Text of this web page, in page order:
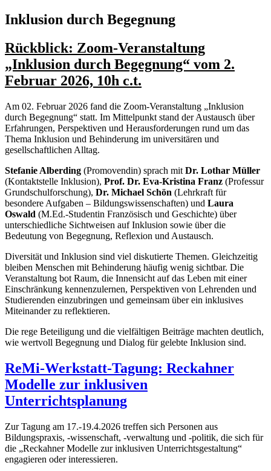
Inklusion durch Begegnung
Rückblick: Zoom-Veranstaltung
„Inklusion durch Begegnung“ vom 2.
Februar 2026, 10h c.t.
Am 02. Februar 2026 fand die Zoom-Veranstaltung „Inklusion
durch Begegnung“ statt. Im Mittelpunkt stand der Austausch über
Erfahrungen, Perspektiven und Herausforderungen rund um das
Thema Inklusion und Behinderung im universitären und
gesellschaftlichen Alltag.
Stefanie Alberding (Promovendin) sprach mit Dr. Lothar Müller
(Kontaktstelle Inklusion), Prof. Dr. Eva-Kristina Franz (Professur
Grundschulforschung), Dr. Michael Schön (Lehrkraft für
besondere Aufgaben – Bildungswissenschaften) und Laura
Oswald (M.Ed.-Studentin Französisch und Geschichte) über
unterschiedliche Sichtweisen auf Inklusion sowie über die
Bedeutung von Begegnung, Reflexion und Austausch.
Diversität und Inklusion sind viel diskutierte Themen. Gleichzeitig
bleiben Menschen mit Behinderung häufig wenig sichtbar. Die
Veranstaltung bot Raum, die Innensicht auf das Leben mit einer
Einschränkung kennenzulernen, Perspektiven von Lehrenden und
Studierenden einzubringen und gemeinsam über ein inklusives
Miteinander zu reflektieren.
Die rege Beteiligung und die vielfältigen Beiträge machten deutlich,
wie wertvoll Begegnung und Dialog für gelebte Inklusion sind.
ReMi-Werkstatt-Tagung: Reckahner
Modelle zur inklusiven
Unterrichtsplanung
Zur Tagung am 17.-19.4.2026 treffen sich Personen aus
Bildungspraxis, -wissenschaft, -verwaltung und -politik, die sich für
die „Reckahner Modelle zur inklusiven Unterrichtsgestaltung“
engagieren oder interessieren.